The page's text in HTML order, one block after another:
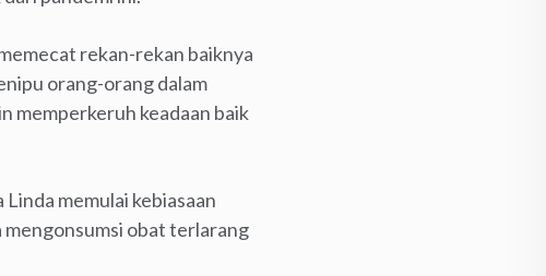
rekan-rekan baiknya
orang-orang dalam
memperkeruh keadaan baik
memulai kebiasaan
mengonsumsi obat terlarang